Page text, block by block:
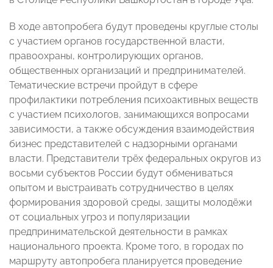
В ходе автопробега будут проведены круглые столы
с участием органов государственной власти,
правоохраны, контролирующих органов,
общественных организаций и предпринимателей.
Тематические встречи пройдут в сфере
профилактики потребления психоактивных веществ
с участием психологов, занимающихся вопросами
зависимости, а также обсуждения взаимодействия
бизнес представителей с надзорными органами
власти. Представители трёх федеральных округов из
восьми субъектов России будут обмениваться
опытом и выстраивать сотрудничество в целях
формирования здоровой среды, защиты молодёжи
от социальных угроз и популяризации
предпринимательской деятельности в рамках
национального проекта. Кроме того, в городах по
маршруту автопробега планируется проведение